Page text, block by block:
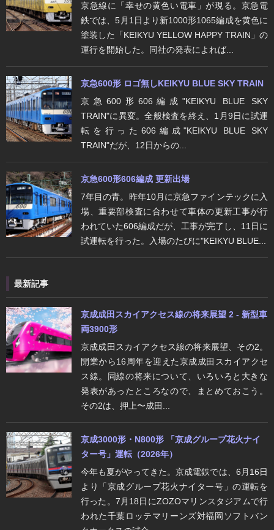
京急線に「幸せの黄色い電車」が現る。京急電
鉄では、5月1日より新1000形1065編成を黄色に
塗装した「KEIKYU YELLOW HAPPY TRAIN」の
運行を開始した。同社の発表によれば...
京急600形 ロゴ無しKEIKYU BLUE SKY TRAIN
京急600形606編成"KEIKYU BLUE SKY
TRAIN"に異変。全般検査を終え、1月9日に試運
転を行った606編成"KEIKYU BLUE SKY
TRAIN"だが、12日からの...
京急600形606編成 更新出場
7年目の青。昨年10月に京急ファインテックに入
場、重要部検査に合わせて車体の更新工事が行
われていた606編成だが、工事が完了し、11日に
試運転を行った。入場のたびに"KEIKYU BLUE...
最新記事
京成成田スカイアクセス線の将来展望 2 - 新型車
両3900形
京成成田スカイアクセス線の将来展望、その2。
開業から16周年を迎えた京成成田スカイアクセ
ス線。同線の将来について、いろいろと大きな
発表があったところなので、まとめておこう。
その2は、押上〜成田...
京成3000形・N800形 「京成グループ花火ナイ
ター号」運転（2026年）
今年も夏がやってきた。京成電鉄では、6月16日
より「京成グループ花火ナイター号」の運転を
行った。7月18日にZOZOマリンスタジアムで行
われた千葉ロッテマリーンズ対福岡ソフトバン